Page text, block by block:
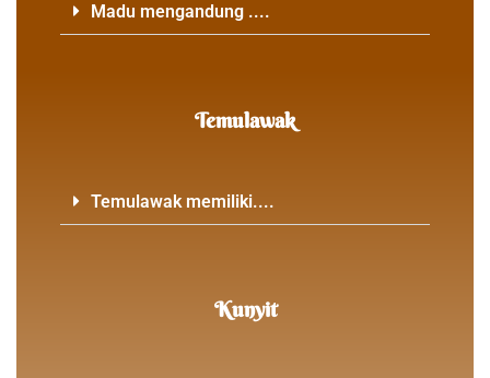
Madu mengandung ....
Temulawak
Temulawak memiliki....
Kunyit